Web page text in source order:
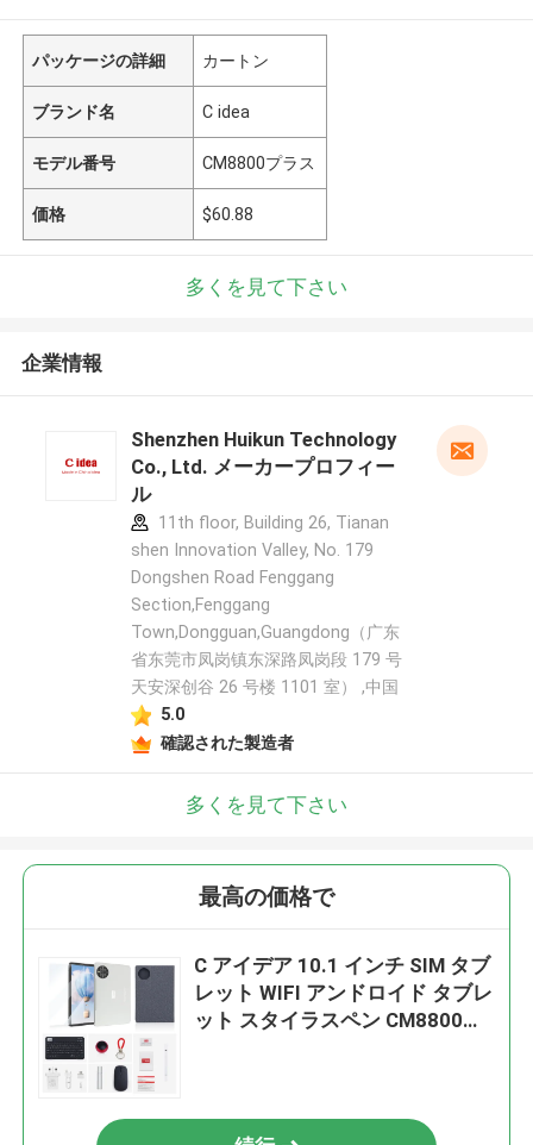
パッケージの詳細 カートン
ブランド名 C idea
モデル番号 CM8800プラス
価格 $60.88
多くを見て下さい
企業情報
Shenzhen Huikun Technology
Co., Ltd. メーカープロフィー
ル
11th floor, Building 26, Tianan
shen Innovation Valley, No. 179
Dongshen Road Fenggang
Section,Fenggang
Town,Dongguan,Guangdong（广东
省东莞市凤岗镇东深路凤岗段 179 号
天安深创谷 26 号楼 1101 室） ,中国
5.0
確認された製造者
多くを見て下さい
最高の価格で
C アイデア 10.1 インチ SIM タブ
レット WIFI アンドロイド タブレ
ット スタイラスペン CM8800プ